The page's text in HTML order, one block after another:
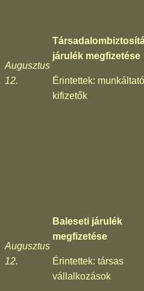
Augusztus
12.
járulék megfizetése
Érintettek:
kifizetők
Augusztus
12.
Baleseti járulék
megfizetése
Érintettek: társas
vállalkozások